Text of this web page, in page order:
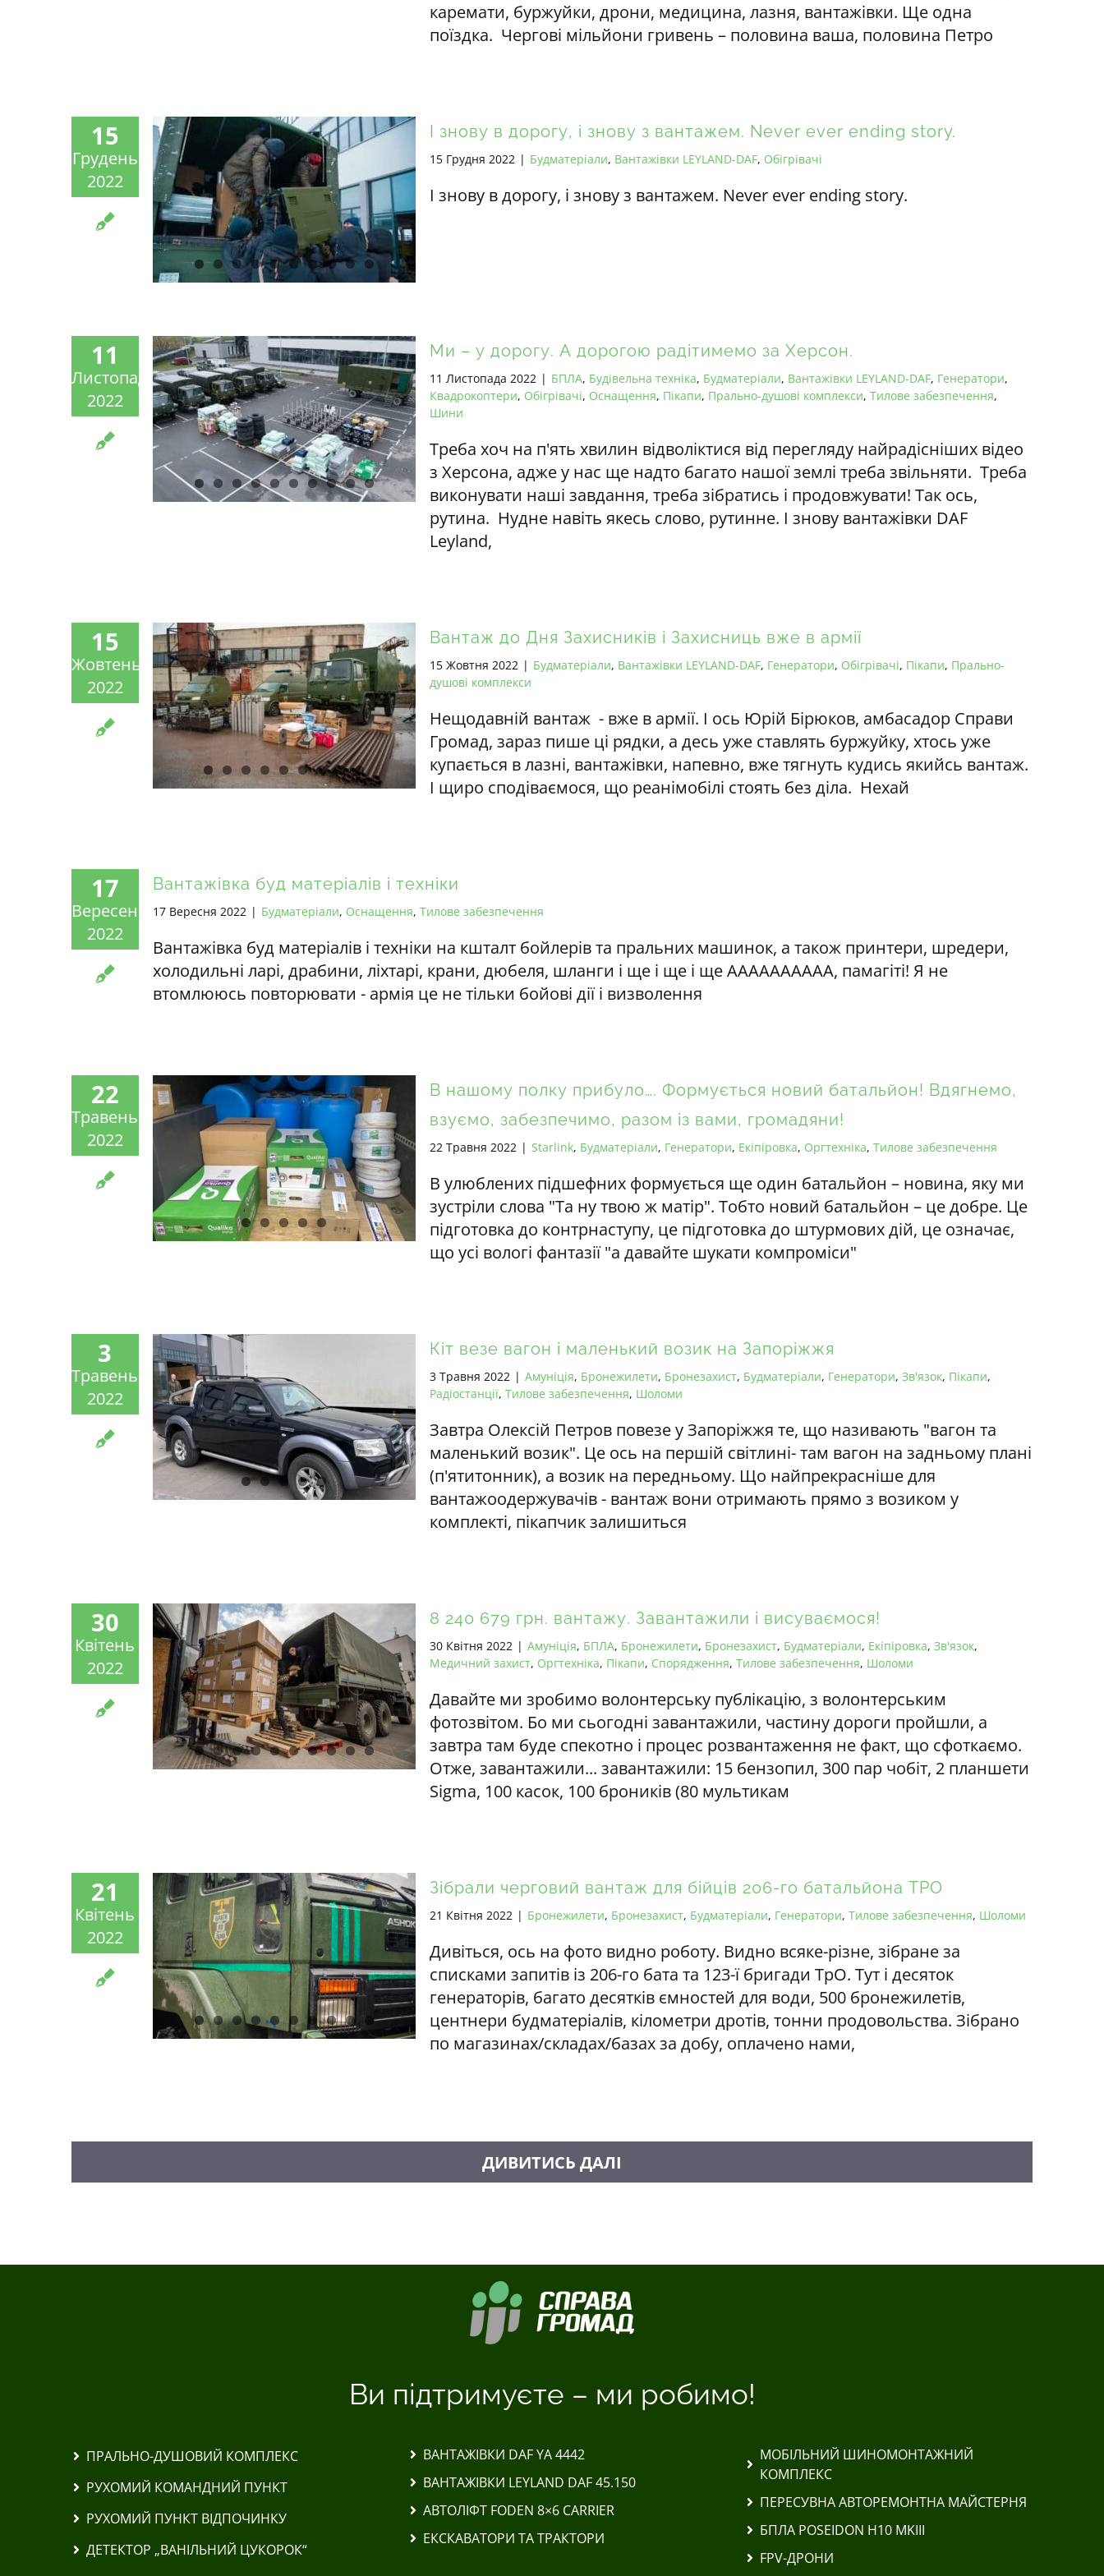
каремати, буржуйки, дрони, медицина, лазня, вантажівки. Ще одна
поїздка. Чергові мільйони гривень – половина ваша, половина Петро
15
Грудень
2022
І знову в дорогу, і знову з вантажем. Never ever ending story.
15 Грудня 2022 | Будматеріали, Вантажівки LEYLAND-DAF, Обігрівачі
І знову в дорогу, і знову з вантажем. Never ever ending story.
11
Листопад
2022
Ми – у дорогу. А дорогою радітимемо за Херсон.
11 Листопада 2022 | БПЛА, Будівельна техніка, Будматеріали, Вантажівки LEYLAND-DAF, Генератори,
Квадрокоптери, Обігрівачі, Оснащення, Пікапи, Прально-душові комплекси, Тилове забезпечення,
Шини
Треба хоч на п'ять хвилин відволіктися від перегляду найрадісніших відео
з Херсона, адже у нас ще надто багато нашої землі треба звільняти. Треба
виконувати наші завдання, треба зібратись і продовжувати! Так ось,
рутина. Нудне навіть якесь слово, рутинне. І знову вантажівки DAF
Leyland,
15
Жовтень
2022
Вантаж до Дня Захисників і Захисниць вже в армії
15 Жовтня 2022 | Будматеріали, Вантажівки LEYLAND-DAF, Генератори, Обігрівачі, Пікапи, Прально-
душові комплекси
Нещодавній вантаж - вже в армії. І ось Юрій Бірюков, амбасадор Справи
Громад, зараз пише ці рядки, а десь уже ставлять буржуйку, хтось уже
купається в лазні, вантажівки, напевно, вже тягнуть кудись якийсь вантаж.
І щиро сподіваємося, що реанімобілі стоять без діла. Нехай
17
Вересень
2022
Вантажівка буд матеріалів і техніки
17 Вересня 2022 | Будматеріали, Оснащення, Тилове забезпечення
Вантажівка буд матеріалів і техніки на кшталт бойлерів та пральних машинок, а також принтери, шредери,
холодильні ларі, драбини, ліхтарі, крани, дюбеля, шланги і ще і ще і ще АААААААААА, памагіті! Я не
втомлююсь повторювати - армія це не тільки бойові дії і визволення
22
Травень
2022
В нашому полку прибуло…. Формується новий батальйон! Вдягнемо,
взуємо, забезпечимо, разом із вами, громадяни!
22 Травня 2022 | Starlink, Будматеріали, Генератори, Екіпіровка, Оргтехніка, Тилове забезпечення
В улюблених підшефних формується ще один батальйон – новина, яку ми
зустріли слова "Та ну твою ж матір". Тобто новий батальйон – це добре. Це
підготовка до контрнаступу, це підготовка до штурмових дій, це означає,
що усі вологі фантазії "а давайте шукати компроміси"
3
Травень
2022
Кіт везе вагон і маленький возик на Запоріжжя
3 Травня 2022 | Амуніція, Бронежилети, Бронезахист, Будматеріали, Генератори, Зв'язок, Пікапи,
Радіостанції, Тилове забезпечення, Шоломи
Завтра Олексій Петров повезе у Запоріжжя те, що називають "вагон та
маленький возик". Це ось на першій світлині- там вагон на задньому плані
(п'ятитонник), а возик на передньому. Що найпрекрасніше для
вантажоодержувачів - вантаж вони отримають прямо з возиком у
комплекті, пікапчик залишиться
30
Квітень
2022
8 240 679 грн. вантажу. Завантажили і висуваємося!
30 Квітня 2022 | Амуніція, БПЛА, Бронежилети, Бронезахист, Будматеріали, Екіпіровка, Зв'язок,
Медичний захист, Оргтехніка, Пікапи, Спорядження, Тилове забезпечення, Шоломи
Давайте ми зробимо волонтерську публікацію, з волонтерським
фотозвітом. Бо ми сьогодні завантажили, частину дороги пройшли, а
завтра там буде спекотно і процес розвантаження не факт, що сфоткаємо.
Отже, завантажили... завантажили: 15 бензопил, 300 пар чобіт, 2 планшети
Sigma, 100 касок, 100 броників (80 мультикам
21
Квітень
2022
Зібрали черговий вантаж для бійців 206-го батальйона ТРО
21 Квітня 2022 | Бронежилети, Бронезахист, Будматеріали, Генератори, Тилове забезпечення, Шоломи
Дивіться, ось на фото видно роботу. Видно всяке-різне, зібране за
списками запитів із 206-го бата та 123-ї бригади ТрО. Тут і десяток
генераторів, багато десятків ємностей для води, 500 бронежилетів,
центнери будматеріалів, кілометри дротів, тонни продовольства. Зібрано
по магазинах/складах/базах за добу, оплачено нами,
Ви підтримуєте – ми робимо!
ПРАЛЬНО-ДУШОВИЙ КОМПЛЕКС
РУХОМИЙ КОМАНДНИЙ ПУНКТ
РУХОМИЙ ПУНКТ ВІДПОЧИНКУ
ДЕТЕКТОР „ВАНІЛЬНИЙ ЦУКОРОК“
ВАНТАЖІВКИ DAF YA 4442
ВАНТАЖІВКИ LEYLAND DAF 45.150
АВТОЛІФТ FODEN 8×6 CARRIER
ЕКСКАВАТОРИ ТА ТРАКТОРИ
МОБІЛЬНИЙ ШИНОМОНТАЖНИЙ
КОМПЛЕКС
ПЕРЕСУВНА АВТОРЕМОНТНА МАЙСТЕРНЯ
БПЛА POSEIDON H10 MKIII
FPV-ДРОНИ